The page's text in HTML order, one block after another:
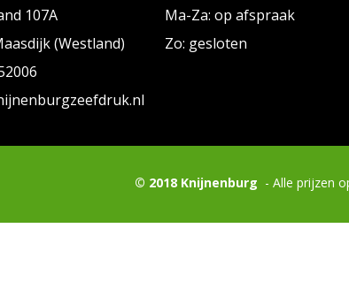
107A
(Westland)
Ma-Za: op afspraak
Zo: gesloten
© 2018 Knijnenburg - Alle prijzen